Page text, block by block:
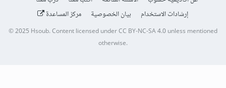
إرشادات الاستخدام
بيان الخصوصية مركز المساعدة
© 2025 Hsoub.Content licensed underCC BY-NC-SA 4.0unless mentioned
otherwise.